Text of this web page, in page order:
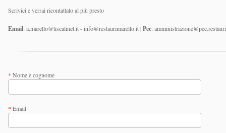
Scrivici e verrai ricontattato al più presto
Email: a.marello@tiscalinet.it - info@restaurimarello.it |Pec:
* Nome e cognome
* Email